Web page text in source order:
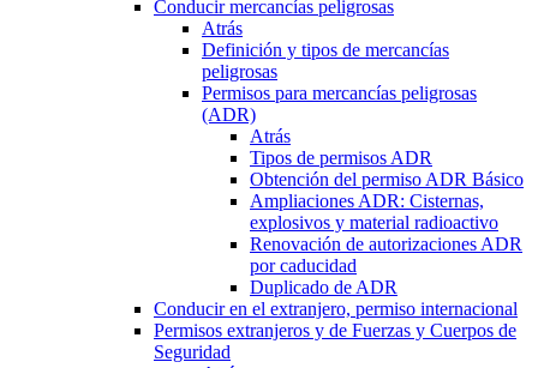
Conducir mercancías peligrosas
Atrás
Definición y tipos de mercancías
peligrosas
Permisos para mercancías peligrosas
(ADR)
Atrás
Tipos de permisos ADR
Obtención del permiso ADR Básico
Ampliaciones ADR: Cisternas,
explosivos y material radioactivo
Renovación de autorizaciones ADR
por caducidad
Duplicado de ADR
Conducir en el extranjero, permiso internacional
Permisos extranjeros y de Fuerzas y Cuerpos de
Seguridad